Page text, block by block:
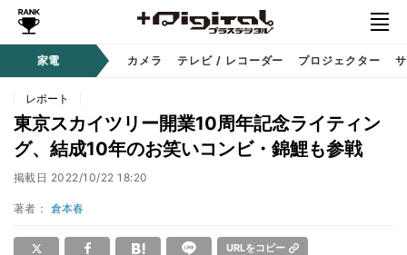
家電 カメラ テレビ / レコーダー プロジェクター
レポート
東京スカイツリー開業10周年記念ライティン
グ、結成10年のお笑いコンビ・錦鯉も参戦
掲載日 2022/10/22 18:20
著者： 倉本春
URLをコピー